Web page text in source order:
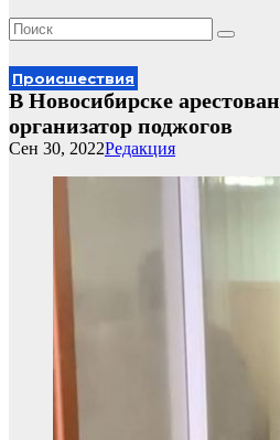
Происшествия
В Новосибирске арестован
организатор поджогов
Редакция
Сен 30, 2022